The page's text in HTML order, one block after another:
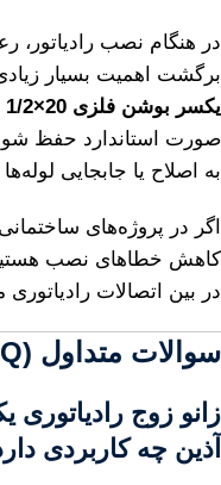
در هنگام نصب رادیاتور،
برگشت اهمیت بسیار زیادی
یکسر بوشن فلزی 20×1/2 اینچ آذین
صورت استاندارد حفظ شود
به اصلاح یا جابجایی
اگر در پروژه‌های
کاهش خطاهای نصب
در بین اتصالات
سوالات متداول (FAQ)
آذین چه کاربردی